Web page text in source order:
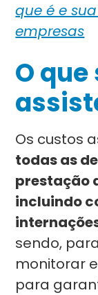
que é e
empresas
O
Os custos
todas as
prestação
incluindo
sendo,
monitorar
para